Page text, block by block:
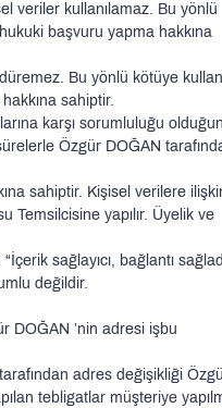
veriler kullanılamaz. Bu yönlü
başvuru yapma hakkına
Bu yönlü kötüye
sahiptir.
karşı sorumluluğu
Özgür DOĞAN
sahiptir. Kişisel verilere
Temsilcisine yapılır. Üyelik ve
sağlayıcı, bağlantı
değildir.
DOĞAN ’nin adresi işbu
adres değişikliği
tebligatlar müşteriye